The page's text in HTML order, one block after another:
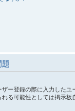
ー登録の際に入力した
る可能性としては掲示